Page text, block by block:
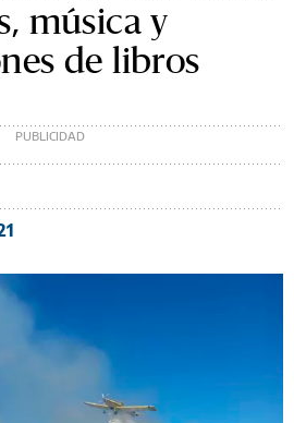
música y
de libros